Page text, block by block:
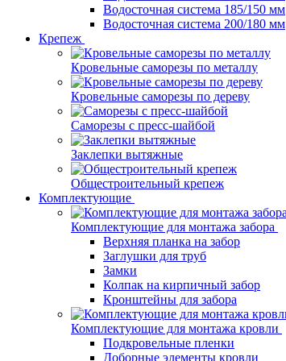
Водосточная система 185/150 мм
Водосточная система 200/180 мм
Крепеж
Кровельные саморезы по металлу
Кровельные саморезы по дереву
Саморезы с пресс-шайбой
Заклепки вытяжные
Общестроительный крепеж
Комплектующие
Комплектующие для монтажа забора
Верхняя планка на забор
Заглушки для труб
Замки
Колпак на кирпичный забор
Кронштейны для забора
Комплектующие для монтажа кровли
Подкровельные пленки
Доборные элементы кровли